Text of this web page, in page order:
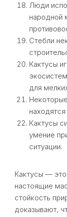
Люди
народной
Стебли
Кактусы
для
Кактусы
умение
ситуации.
Кактусы —
настоящие
стойкость
доказывают,